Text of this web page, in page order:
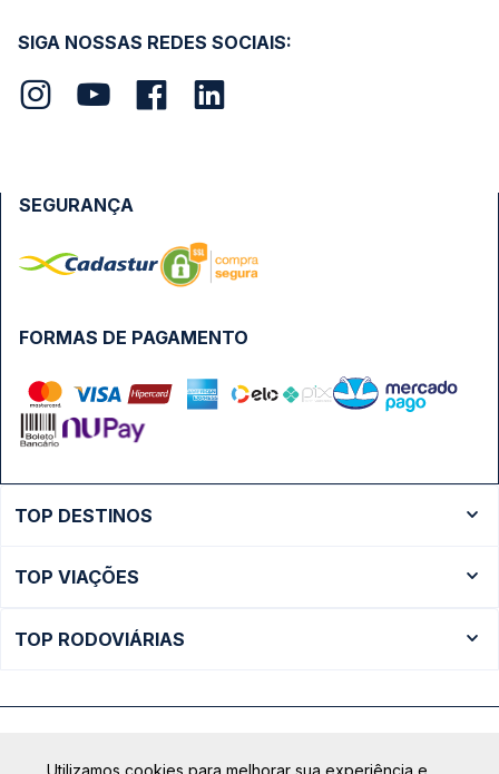
SIGA NOSSAS REDES SOCIAIS:
FORMAS DE PAGAMENTO
SEGURANÇA
TOP DESTINOS
Ônibus São Paulo
TOP VIAÇÕES
Passagens Pássaro Marron
TOP RODOVIÁRIAS
Utilizamos cookies para melhorar sua experiência e